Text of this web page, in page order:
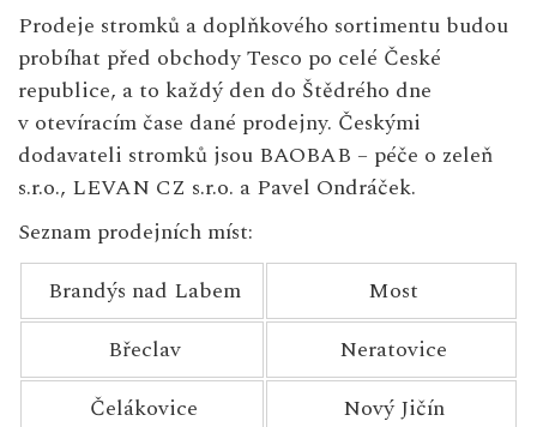
Prodeje stromků a doplňkového sortimentu budou
probíhat před obchody Tesco po celé České
republice, a to každý den do Štědrého dne
v otevíracím čase dané prodejny. Českými
dodavateli stromků jsou BAOBAB – péče o zeleň
s.r.o., LEVAN CZ s.r.o. a Pavel Ondráček.
Seznam prodejních míst:
Brandýs nad Labem
Most
Břeclav
Neratovice
Čelákovice
Nový Jičín